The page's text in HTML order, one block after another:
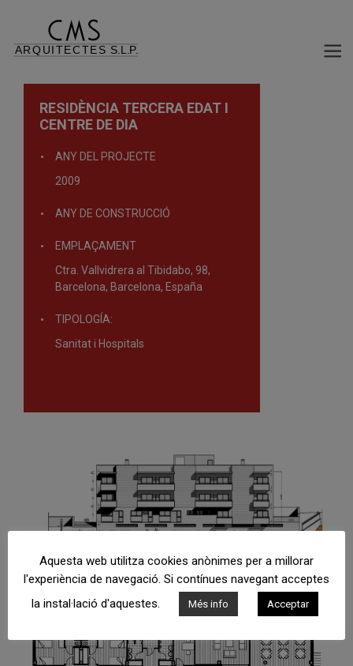
RESIDÈNCIA TERCERA EDAT I
CENTRE DE DIA
ANY DEL PROJECTE
2009
ANY DE CONSTRUCCIÓ
EMPLAÇAMENT
Ctra. Vallvidrera al Tibidabo, 98,
Barcelona, Barcelona, España
TIPOLOGÍA:
Sanitat i Hospitals
Aquesta web utilitza cookies anònimes per a millorar
l'experiència de navegació. Si contínues navegant acceptes
la instal·lació d'aquestes.
Més info Acceptar